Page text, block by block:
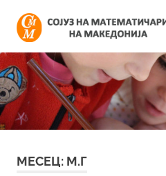
content
информации
поврзани
со
работата
на
МЕСЕЦ: М.Г